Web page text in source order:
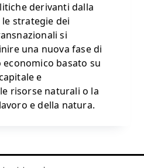
derivanti dalla
strategie dei
si
una nuova fase di
basato su
e
risorse naturali o la
e della natura.